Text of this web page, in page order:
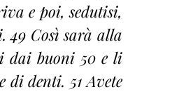
e poi, sedutisi,
49 Così sarà alla
dai buoni 50 e li
di denti. 51 Avete